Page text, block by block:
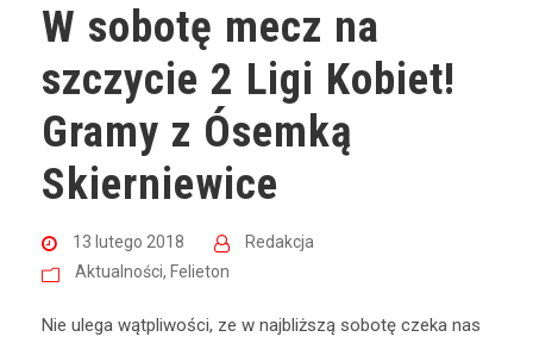
W sobotę mecz na
szczycie 2 Ligi Kobiet!
Gramy z Ósemką
Skierniewice
13 lutego 2018
Redakcja
Aktualności, Felieton
Nie ulega wątpliwości, ze w najbliższą sobotę czeka nas